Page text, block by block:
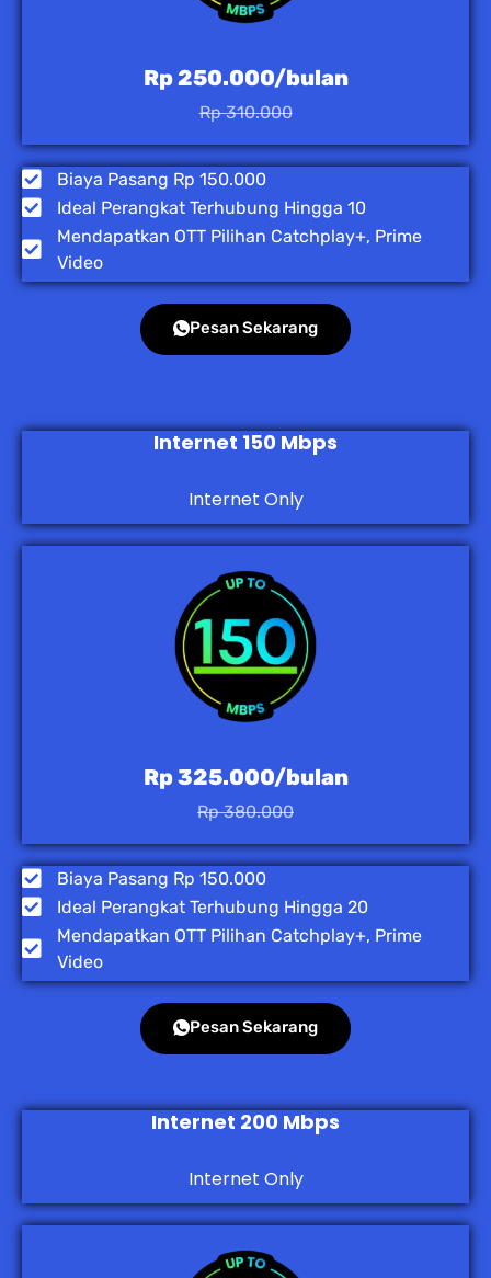
Rp 250.000/bulan
Rp 310.000
Biaya Pasang Rp 150.000
Ideal Perangkat Terhubung Hingga 10
Mendapatkan OTT Pilihan Catchplay+, Prime
Video
Pesan Sekarang
Internet 150 Mbps
Internet Only
Rp 325.000/bulan
Rp 380.000
Biaya Pasang Rp 150.000
Ideal Perangkat Terhubung Hingga 20
Mendapatkan OTT Pilihan Catchplay+, Prime
Video
Pesan Sekarang
Internet 200 Mbps
Internet Only